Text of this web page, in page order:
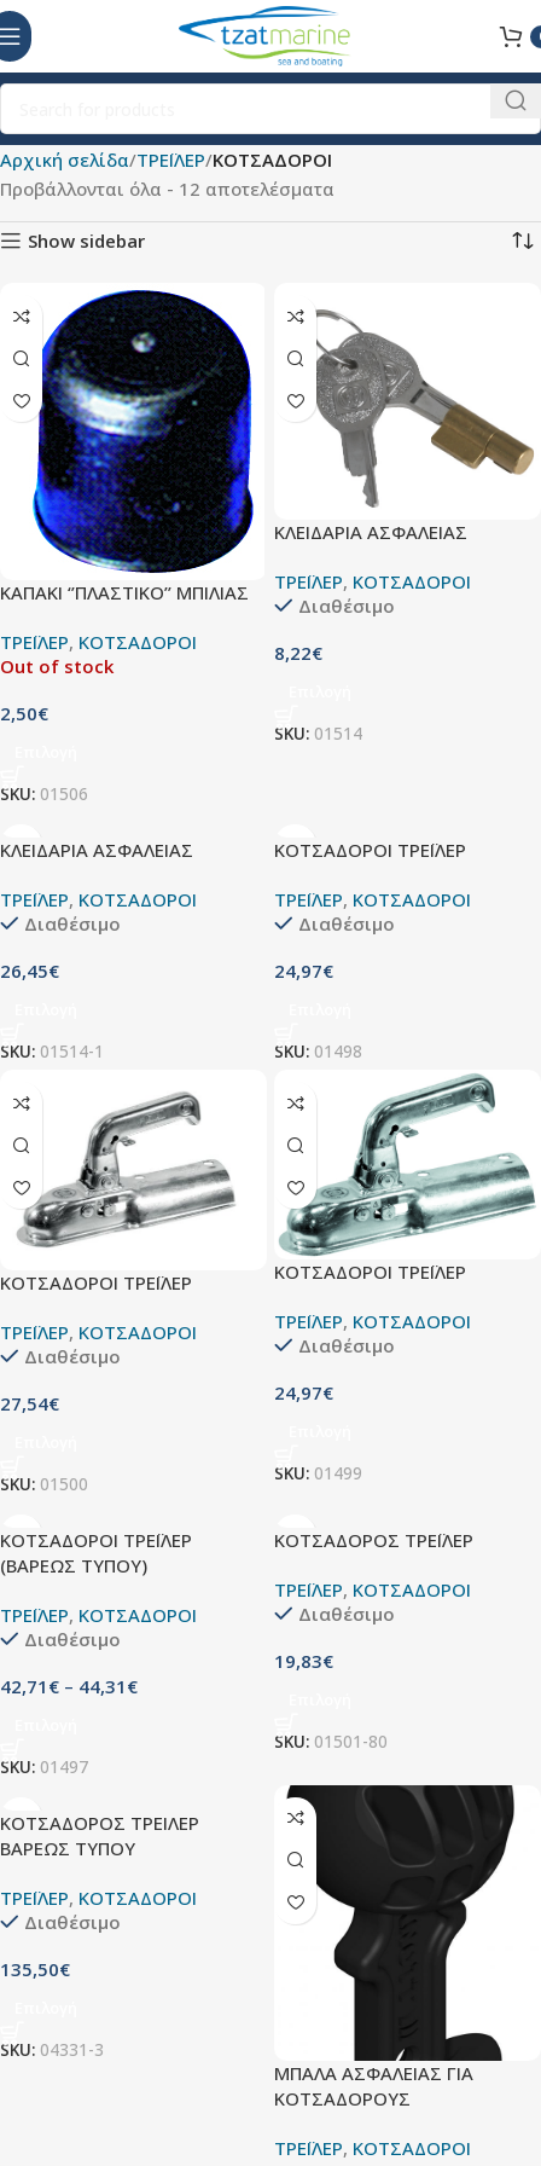
Αρχική σελίδα ΤΡΕΪΛΕΡ ΚΟΤΣΑΔΟΡΟΙ
Προβάλλονται όλα - 12 αποτελέσματα
Show sidebar
ΚΑΠΑΚΙ ‘’ΠΛΑΣΤΙΚΟ’’ ΜΠΙΛΙΑΣ
ΤΡΕΪΛΕΡ, ΚΟΤΣΑΔΟΡΟΙ
Out of stock
2,50€
SKU: 01506
ΚΛΕΙΔΑΡΙΑ ΑΣΦΑΛΕΙΑΣ
ΤΡΕΪΛΕΡ, ΚΟΤΣΑΔΟΡΟΙ
Διαθέσιμο
8,22€
SKU: 01514
ΚΛΕΙΔΑΡΙΑ ΑΣΦΑΛΕΙΑΣ
ΤΡΕΪΛΕΡ, ΚΟΤΣΑΔΟΡΟΙ
Διαθέσιμο
26,45€
SKU: 01514-1
ΚΟΤΣΑΔΟΡΟΙ ΤΡΕΪΛΕΡ
ΤΡΕΪΛΕΡ, ΚΟΤΣΑΔΟΡΟΙ
Διαθέσιμο
24,97€
SKU: 01498
ΚΟΤΣΑΔΟΡΟΙ ΤΡΕΪΛΕΡ
ΤΡΕΪΛΕΡ, ΚΟΤΣΑΔΟΡΟΙ
Διαθέσιμο
27,54€
SKU: 01500
ΚΟΤΣΑΔΟΡΟΙ ΤΡΕΪΛΕΡ
ΤΡΕΪΛΕΡ, ΚΟΤΣΑΔΟΡΟΙ
Διαθέσιμο
24,97€
SKU: 01499
ΚΟΤΣΑΔΟΡΟΙ ΤΡΕΪΛΕΡ
(ΒΑΡΕΩΣ ΤΥΠΟΥ)
ΤΡΕΪΛΕΡ, ΚΟΤΣΑΔΟΡΟΙ
Διαθέσιμο
42,71 € – 44,31 €
SKU: 01497
ΚΟΤΣΑΔΟΡΟΣ ΤΡΕΪΛΕΡ
ΤΡΕΪΛΕΡ, ΚΟΤΣΑΔΟΡΟΙ
Διαθέσιμο
19,83€
SKU: 01501-80
ΚΟΤΣΑΔΟΡΟΣ ΤΡΕΙΛΕΡ
ΒΑΡΕΩΣ ΤΥΠΟΥ
ΤΡΕΪΛΕΡ, ΚΟΤΣΑΔΟΡΟΙ
Διαθέσιμο
135,50€
SKU: 04331-3
ΜΠΑΛΑ ΑΣΦΑΛΕΙΑΣ ΓΙΑ
ΚΟΤΣΑΔΟΡΟΥΣ
ΤΡΕΪΛΕΡ, ΚΟΤΣΑΔΟΡΟΙ